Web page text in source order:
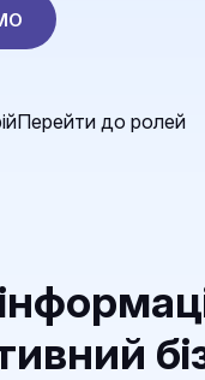
Перейти до ролей